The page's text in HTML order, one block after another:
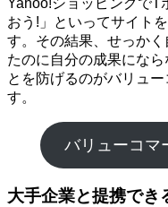
おう!」といってサイト
す。その結果、せっか
たのに自分の成果にな
とを防げるのがバリュ
す。
バリューコマ
大手企業と提携でき